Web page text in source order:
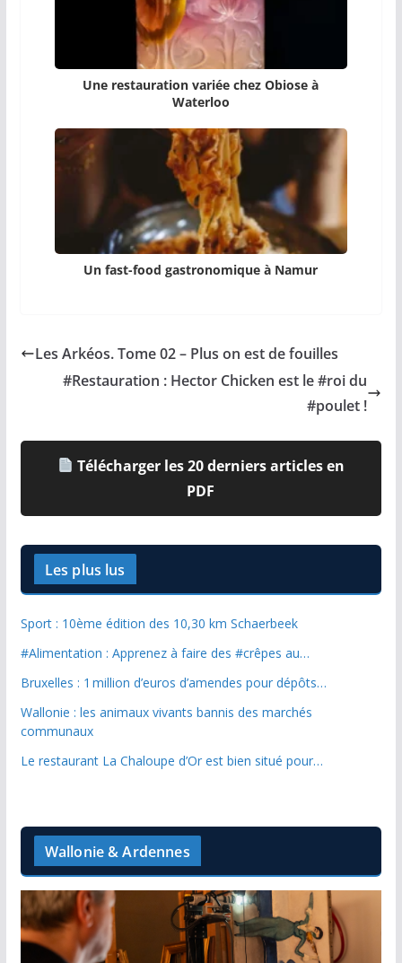
Une restauration variée chez Obiose à
Waterloo
Un fast-food gastronomique à Namur
Les Arkéos. Tome 02 – Plus on est de fouilles
#Restauration : Hector Chicken est le #roi du
#poulet !
Télécharger les 20 derniers articles en
PDF
Les plus lus
Sport : 10ème édition des 10,30 km Schaerbeek
#Alimentation : Apprenez à faire des #crêpes au…
Bruxelles : 1 million d’euros d’amendes pour dépôts…
Wallonie : les animaux vivants bannis des marchés
communaux
Le restaurant La Chaloupe d’Or est bien situé pour…
Wallonie & Ardennes